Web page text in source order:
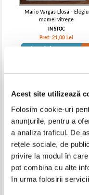
Acest site utilizează
Folosim cookie-uri
anunțurile, pentru a
a analiza traficul. De
rețele sociale, de
privire la modul în
pot combina cu alte
în urma folosirii
Mario Vargas Llosa - Elogiu
mamei vitrege
IN STOC
Pret:21,00 Lei
Adaugă în coș
Mario Vargas Llosa -
spectacolului